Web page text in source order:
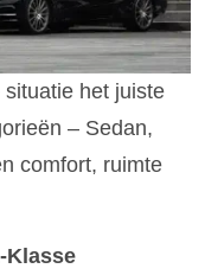
het juiste
– Sedan,
comfort, ruimte
Klasse